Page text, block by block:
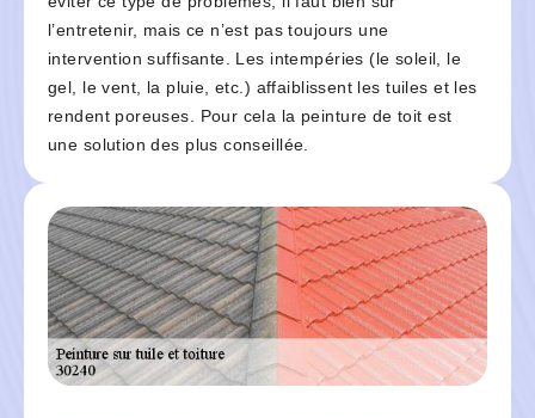
l’entretenir, mais ce n’est pas toujours une
intervention suffisante. Les intempéries (le soleil, le
gel, le vent, la pluie, etc.) affaiblissent les tuiles et les
rendent poreuses. Pour cela la peinture de toit est
une solution des plus conseillée.